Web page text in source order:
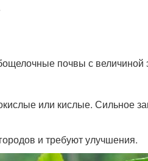
почвы с величиной
или кислые. Сильное
и требуют улучшения.